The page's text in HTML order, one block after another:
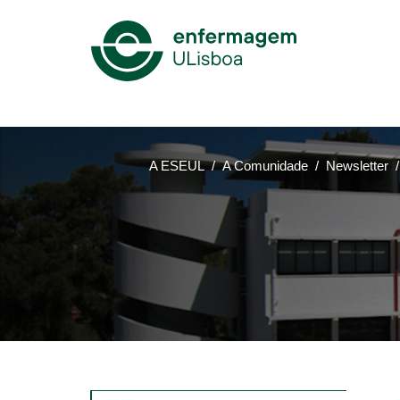
Menu
A ESEUL A Comunidade Newsletter